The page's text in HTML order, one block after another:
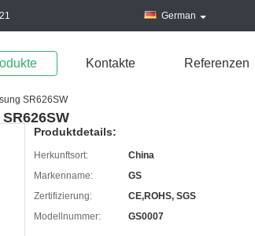
German
Kontakte Referenzen
SR626SW
Produktdetails:
Herkunftsort:
China
Markenname:
GS
Zertifizierung:
CE,ROHS, SGS
Modellnummer:
GS0007